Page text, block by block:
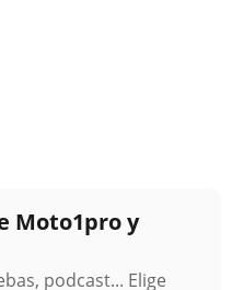
Moto1pro y
podcast... Elige